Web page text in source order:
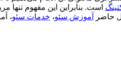
است. بنابراین این مفهوم
حاضر
آموزش سئو، خدمات سئو،